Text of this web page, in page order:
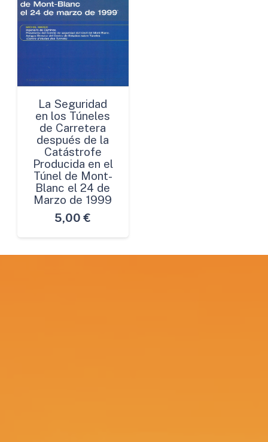
La Seguridad
en los Túneles
de Carretera
después de la
Catástrofe
Producida en el
Túnel de Mont-
Blanc el 24 de
Marzo de 1999
5,00 €